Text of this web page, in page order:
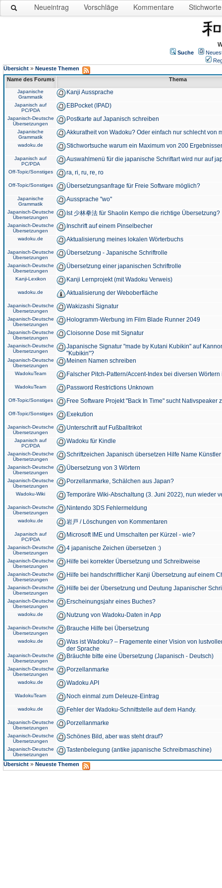
Neueintrag Vorschläge Kommentare Stichworte
Suche
Übersicht » Neueste Themen
Name des Forums
Thema
Japanische
Grammatik
Kanji Aussprache
Japanisch auf
PC/PDA
EBPocket (IPAD)
Japanisch-Deutsche
Übersetzungen
Postkarte auf Japanisch schreiben
Japanische
Grammatik
Akkuratheit von Wadoku? Oder einfach nur schlecht von
wadoku.de Stichwortsuche warum ein Maximum von 200
Japanisch auf
PC/PDA
Auswahlmenü für die japanische Schriftart wird nur auf
Off-Topic/Sonstiges ra, ri, ru, re, ro
Off-Topic/Sonstiges Übersetzungsanfrage für Freie Software möglich?
Japanische
Grammatik
Aussprache "wo"
Japanisch-Deutsche
Übersetzungen
Ist 少林拳法 für Shaolin Kempo die richtige Übersetzung?
Japanisch-Deutsche
Übersetzungen
Inschrift auf einem Pinselbecher
wadoku.de Aktualisierung meines lokalen Wörterbuchs
Japanisch-Deutsche
Übersetzungen
Übersetzung - Japanische Schriftrolle
Japanisch-Deutsche
Übersetzungen
Übersetzung einer japanischen Schriftrolle
Kanji-Lexikon Kanji Lernprojekt (mit Wadoku Verweis)
wadoku.de Aktualisierung der Weboberfläche
Japanisch-Deutsche
Übersetzungen
Wakizashi Signatur
Japanisch-Deutsche
Übersetzungen
Hologramm-Werbung im Film Blade Runner 2049
Japanisch-Deutsche
Übersetzungen
Cloisonne Dose mit Signatur
Japanisch-Deutsche
Übersetzungen
Japanische Signatur "made by Kutani Kubikin" auf
"Kubikin"?
Japanisch-Deutsche
Übersetzungen
Meinen Namen schreiben
WadokuTeam Falscher Pitch-Pattern/Accent-Index bei diversen
WadokuTeam Password Restrictions Unknown
Off-Topic/Sonstiges Free Software Projekt "Back In Time" sucht Nativspeaker
Off-Topic/Sonstiges Exekution
Japanisch-Deutsche
Übersetzungen
Unterschrift auf Fußballtrikot
Japanisch auf
PC/PDA
Wadoku für Kindle
Japanisch-Deutsche
Übersetzungen
Schriftzeichen Japanisch übersetzen Hilfe Name
Japanisch-Deutsche
Übersetzungen
Übersetzung von 3 Wörtern
Japanisch-Deutsche
Übersetzungen
Porzellanmarke, Schälchen aus Japan?
Wadoku-Wiki Temporäre Wiki-Abschaltung (3. Juni 2022), nun wieder
Japanisch-Deutsche
Übersetzungen
Nintendo 3DS Fehlermeldung
wadoku.de 岩戸 / Löschungen von Kommentaren
Japanisch auf
PC/PDA
Microsoft IME und Umschalten per Kürzel - wie?
Japanisch-Deutsche
Übersetzungen
4 japanische Zeichen übersetzen :)
Japanisch-Deutsche
Übersetzungen
Hilfe bei korrekter Übersetzung und Schreibweise
Japanisch-Deutsche
Übersetzungen
Hilfe bei handschriftlicher Kanji Übersetzung auf einem
Japanisch-Deutsche
Übersetzungen
Hilfe bei der Übersetzung und Deutung Japanischer
Japanisch-Deutsche
Übersetzungen
Erscheinungsjahr eines Buches?
wadoku.de Nutzung von Wadoku-Daten in App
Japanisch-Deutsche
Übersetzungen
Brauche Hilfe bei Übersetzung
wadoku.de
Was ist Wadoku? – Fragemente einer Vision von
der Sprache
Japanisch-Deutsche
Übersetzungen
Bräuchte bitte eine Übersetzung (Japanisch - Deutsch)
Japanisch-Deutsche
Übersetzungen
Porzellanmarke
wadoku.de Wadoku API
WadokuTeam Noch einmal zum Deleuze-Eintrag
wadoku.de Fehler der Wadoku-Schnittstelle auf dem Handy.
Japanisch-Deutsche
Übersetzungen
Porzellanmarke
Japanisch-Deutsche
Übersetzungen
Schönes Bild, aber was steht drauf?
Japanisch-Deutsche
Übersetzungen
Tastenbelegung (antike japanische Schreibmaschine)
Übersicht » Neueste Themen